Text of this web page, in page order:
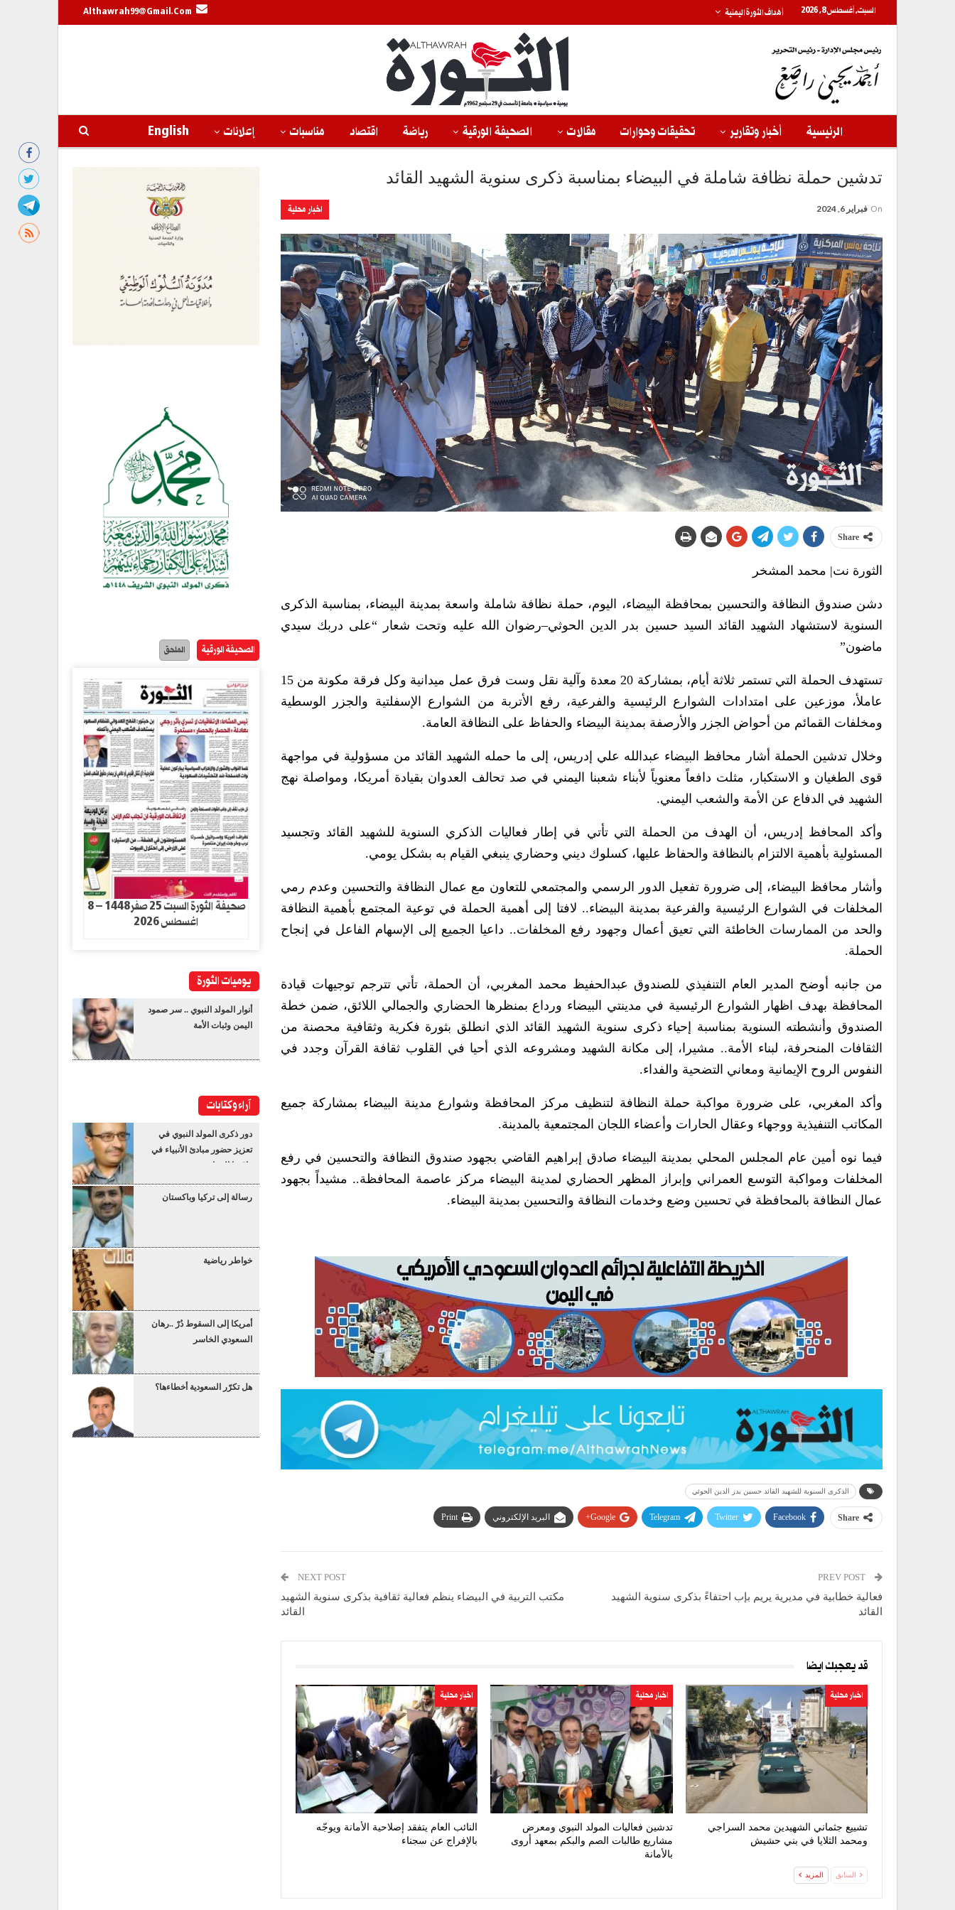
السبت, أغسطس 8, 2026 أهداف الثورة اليمنية Althawrah99@gmail.com
الرئيسية أخبار وتقارير تحقيقات وحوارات مقالات الصحيفة الورقية رياضة اقتصاد مناسبات إعلانات English
تدشين حملة نظافة شاملة في البيضاء بمناسبة ذكرى سنوية الشهيد القائد
اخبار محلية On فبراير 6, 2024
Share
الثورة نت| محمد المشخر
دشن صندوق النظافة والتحسين بمحافظة البيضاء، اليوم، حملة نظافة شاملة واسعة بمدينة البيضاء، بمناسبة الذكرى
السنوية لاستشهاد الشهيد القائد السيد حسين بدر الدين الحوثي–رضوان الله عليه وتحت شعار “على دربك سيدي
ماضون”
تستهدف الحملة التي تستمر ثلاثة أيام، بمشاركة 20 معدة وآلية نقل وست فرق عمل ميدانية وكل فرقة مكونة من 15
عاملأ، موزعين على امتدادات الشوارع الرئيسية والفرعية، رفع الأتربة من الشوارع الإسفلتية والجزر الوسطية
ومخلفات القمائم من أحواض الجزر والأرصفة بمدينة البيضاء والحفاظ على النظافة العامة.
وخلال تدشين الحملة أشار محافظ البيضاء عبدالله علي إدريس، إلى ما حمله الشهيد القائد من مسؤولية في مواجهة
قوى الطغيان و الاستكبار، مثلت دافعاً معنوياً لأبناء شعبنا اليمني في صد تحالف العدوان بقيادة أمريكا، ومواصلة نهج
الشهيد في الدفاع عن الأمة والشعب اليمني.
وأكد المحافظ إدريس، أن الهدف من الحملة التي تأتي في إطار فعاليات الذكري السنوية للشهيد القائد وتجسيد
المسئولية بأهمية الالتزام بالنظافة والحفاظ عليها، كسلوك ديني وحضاري ينبغي القيام به بشكل يومي.
وأشار محافظ البيضاء، إلى ضرورة تفعيل الدور الرسمي والمجتمعي للتعاون مع عمال النظافة والتحسين وعدم رمي
المخلفات في الشوارع الرئيسية والفرعية بمدينة البيضاء.. لافتا إلى أهمية الحملة في توعية المجتمع بأهمية النظافة
والحد من الممارسات الخاطئة التي تعيق أعمال وجهود رفع المخلفات.. داعيا الجميع إلى الإسهام الفاعل في إنجاح
الحملة.
من جانبه أوضح المدير العام التنفيذي للصندوق عبدالحفيظ محمد المغربي، أن الحملة، تأتي تترجم توجيهات قيادة
المحافظة بهدف اظهار الشوارع الرئيسية في مدينتي البيضاء ورداع بمنظرها الحضاري والجمالي اللائق، ضمن خطة
الصندوق وأنشطته السنوية بمناسبة إحياء ذكرى سنوية الشهيد القائد الذي انطلق بثورة فكرية وثقافية محصنة من
الثقافات المنحرفة، لبناء الأمة.. مشيرا، إلى مكانة الشهيد ومشروعه الذي أحيا في القلوب ثقافة القرآن وجدد في
النفوس الروح الإيمانية ومعاني التضحية والفداء.
وأكد المغربي، على ضرورة مواكبة حملة النظافة لتنظيف مركز المحافظة وشوارع مدينة البيضاء بمشاركة جميع
المكاتب التنفيذية ووجهاء وعقال الحارات وأعضاء اللجان المجتمعية بالمدينة.
فيما نوه أمين عام المجلس المحلي بمدينة البيضاء صادق إبراهيم القاضي بجهود صندوق النظافة والتحسين في رفع
المخلفات ومواكبة التوسع العمراني وإبراز المظهر الحضاري لمدينة البيضاء مركز عاصمة المحافظة.. مشيداً بجهود
عمال النظافة بالمحافظة في تحسين وضع وخدمات النظافة والتحسين بمدينة البيضاء.
الذكرى السنوية للشهيد القائد حسين بدر الدين الحوثي
Share
Facebook
Twitter
Telegram
Google+ البريد الإلكتروني Print
فعالية خطابية في مديرية يريم بإب احتفاءً بذكرى سنوية الشهيد
القائد
NEXT POST
مكتب التربية في البيضاء ينظم فعالية ثقافية بذكرى سنوية الشهيد
القائد
قد يعجبك ايضا
اخبار محلية
تشييع جثماني الشهيدين محمد السراجي
ومحمد الثلايا في بني حشيش
اخبار محلية
تدشين فعاليات المولد النبوي ومعرض
مشاريع طالبات الصم والبكم بمعهد أروى
بالأمانة
اخبار محلية
النائب العام يتفقد إصلاحية الأمانة ويوجّه
بالإفراج عن سجناء
السابق المزيد
الصحيفة الورقية الملحق
صحيفة الثورة السبت 25 صفر1448 – 8
اغسطس 2026
يوميات الثورة
أنوار المولد النبوي .. سر صمود
اليمن وثبات الأمة
آراء وكتابات
دور ذكرى المولد النبوي في
تعزيز حضور مبادئ الأنبياء في
واقعنا المعاصر
رسالة إلى تركيا وباكستان
خواطر رياضية
أمريكا إلى السقوط دُرْ ..رهان
السعودي الخاسر
هل تكرّر السعودية أخطاءها؟